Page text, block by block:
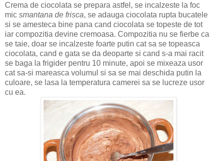
Crema de ciocolata se prepara astfel, se incalzeste la foc
mic smantana de frisca, se adauga ciocolata rupta bucatele
si se amesteca bine pana cand ciocolata se topeste de tot
iar compozitia devine cremoasa. Compozitia nu se fierbe ca
se taie, doar se incalzeste foarte putin cat sa se topeasca
ciocolata, cand e gata se da deoparte si cand s-a mai racit
se baga la frigider pentru 10 minute, apoi se mixeaza usor
cat sa-si mareasca volumul si sa se mai deschida putin la
culoare, se lasa la temperatura camerei sa se lucreze usor
cu ea.